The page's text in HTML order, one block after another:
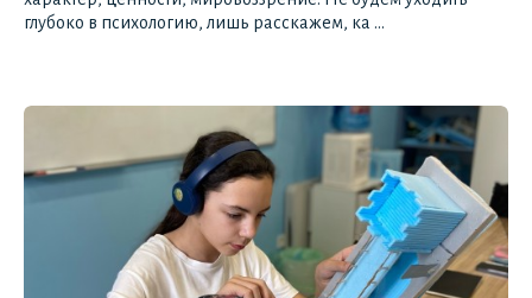
глубоко в психологию, лишь расскажем, ка ...